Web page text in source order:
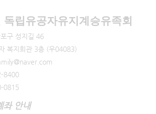
독립유공자유지계승유족회
구 성지길 46
복지회관 3층 (우04083)
좌 안내